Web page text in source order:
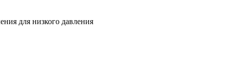
для низкого давления